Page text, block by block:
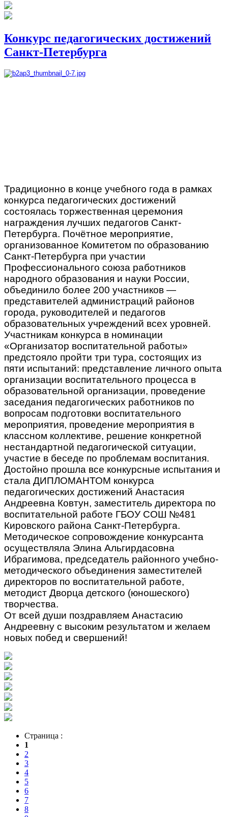
Конкурс педагогических достижений
Санкт-Петербурга
Традиционно в конце учебного года в рамках
конкурса педагогических достижений
состоялась торжественная церемония
награждения лучших педагогов Санкт-
Петербурга. Почётное мероприятие,
организованное Комитетом по образованию
Санкт-Петербурга при участии
Профессионального союза работников
народного образования и науки России,
объединило более 200 участников —
представителей администраций районов
города, руководителей и педагогов
образовательных учреждений всех уровней.
Участникам конкурса в номинации
«Организатор воспитательной работы»
предстояло пройти три тура, состоящих из
пяти испытаний: представление личного опыта
организации воспитательного процесса в
образовательной организации, проведение
заседания педагогических работников по
вопросам подготовки воспитательного
мероприятия, проведение мероприятия в
классном коллективе, решение конкретной
нестандартной педагогической ситуации,
участие в беседе по проблемам воспитания.
Достойно прошла все конкурсные испытания и
стала ДИПЛОМАНТОМ конкурса
педагогических достижений Анастасия
Андреевна Ковтун, заместитель директора по
воспитательной работе ГБОУ СОШ №481
Кировского района Санкт-Петербурга.
Методическое сопровождение конкурсанта
осуществляла Элина Альгирдасовна
Ибрагимова, председатель районного учебно-
методического объединения заместителей
директоров по воспитательной работе,
методист Дворца детского (юношеского)
творчества.
От всей души поздравляем Анастасию
Андреевну с высоким результатом и желаем
новых побед и свершений!
Страница :
1
2
3
4
5
6
7
8